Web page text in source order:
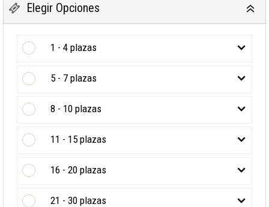
Elegir Opciones
1 - 4 plazas
5 - 7 plazas
8 - 10 plazas
11 - 15 plazas
16 - 20 plazas
21 - 30 plazas